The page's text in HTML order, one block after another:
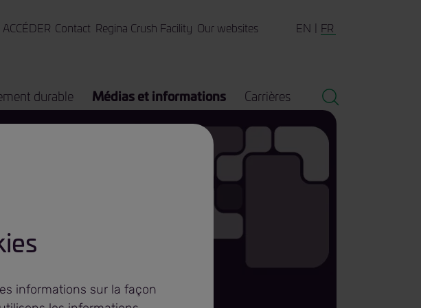
ACCÉDER Contact Regina Crush Facility Our websites EN FR
durable Médias et informations Carrières
acquiert
informations sur la façon